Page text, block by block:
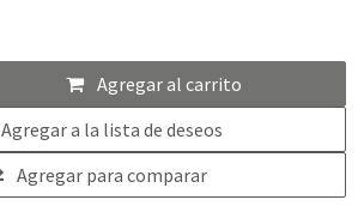
Agregar al carrito
Agregar para comparar
Agregar a la lista de deseos